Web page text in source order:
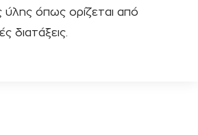
ύλης όπως ορίζεται από
διατάξεις.